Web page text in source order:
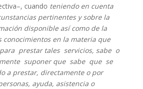
cuando teniendo en cuenta
pertinentes y sobre la
disponible así como de la
conocimientos en la materia que
prestar tales servicios, sabe o
suponer que sabe que se
a prestar, directamente o por
ayuda, asistencia o